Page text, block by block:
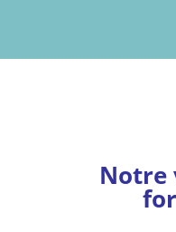
Notre